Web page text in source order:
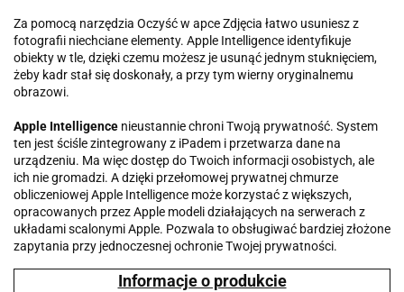
Za pomocą narzędzia Oczyść w apce Zdjęcia łatwo usuniesz z
fotografii niechciane elementy. Apple Intelligence identyfikuje
obiekty w tle, dzięki czemu możesz je usunąć jednym stuknięciem,
żeby kadr stał się doskonały, a przy tym wierny oryginalnemu
obrazowi.
Apple Intelligence nieustannie chroni Twoją prywatność. System
ten jest ściśle zintegrowany z iPadem i przetwarza dane na
urządzeniu. Ma więc dostęp do Twoich informacji osobistych, ale
ich nie gromadzi. A dzięki przełomowej prywatnej chmurze
obliczeniowej Apple Intelligence może korzystać z większych,
opracowanych przez Apple modeli działających na serwerach z
układami scalonymi Apple. Pozwala to obsługiwać bardziej złożone
zapytania przy jednoczesnej ochronie Twojej prywatności.
Informacje o produkcie